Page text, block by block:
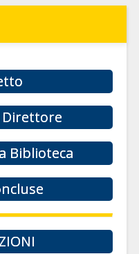
Direttore
Biblioteca